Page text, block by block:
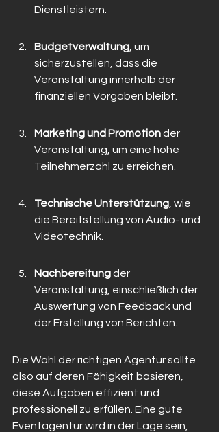
Dienstleistern.
Budgetverwaltung , um
sicherzustellen, dass die
Veranstaltung innerhalb der
finanziellen Vorgaben bleibt.
Marketing und Promotion der
Veranstaltung, um eine hohe
Teilnehmerzahl zu erreichen.
Technische Unterstützung , wie
die Bereitstellung von Audio- und
Videotechnik.
Nachbereitung der
Veranstaltung, einschließlich der
Auswertung von Feedback und
der Erstellung von Berichten.
Die Wahl der richtigen Agentur sollte
also auf deren Fähigkeit basieren,
diese Aufgaben effizient und
professionell zu erfüllen. Eine gute
Eventagentur wird in der Lage sein,